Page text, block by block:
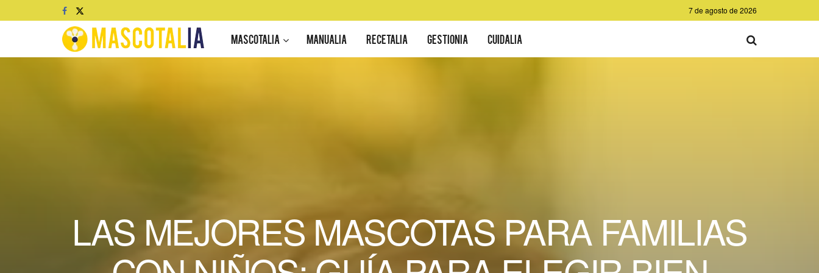
7 de agosto de 2026
MASCOTALIA MANUALIA RECETALIA GESTIONIA CUIDALIA
LAS MEJORES MASCOTAS PARA FAMILIAS